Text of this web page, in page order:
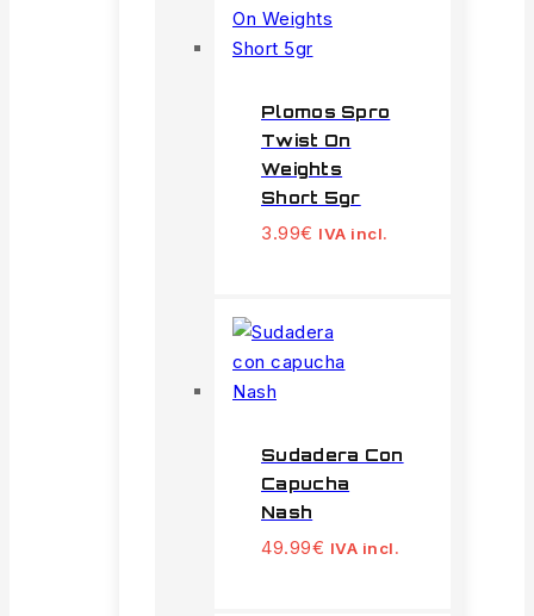
Plomos Spro
Twist On
Weights
Short 5gr
3.99€ IVA incl.
Sudadera Con
Capucha
Nash
49.99€ IVA incl.